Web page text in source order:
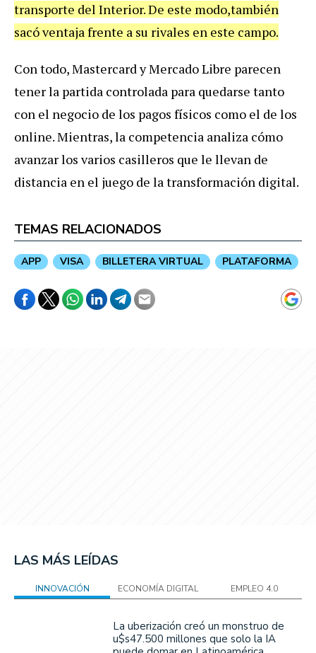
transporte del Interior.De este modo,también
sacóventajafrente a su rivales en este campo.
Contodo,MastercardyMercadoLibre parecen
tenerla partida controlada para quedarse tanto
con el negocio de los pagos físicos como el de los
online.Mientras,la competencia analiza cómo
avanzarlos varios casilleros que le llevan de
distancia en el juego de latransformación digital.
TEMAS RELACIONADOS
APP VISA BILLETERA VIRTUAL PLATAFORMA
LAS MÁS LEÍDAS
INNOVACIÓN ECONOMÍA DIGITAL EMPLEO 4.0
La uberización creó un monstruo de
u$s47.500 millones que solo la IA